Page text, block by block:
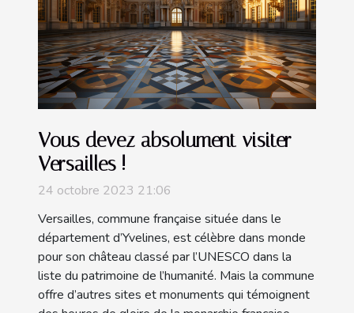
Vous devez absolument visiter
Versailles !
24 octobre 2023 21:06
Versailles, commune française située dans le
département d’Yvelines, est célèbre dans monde
pour son château classé par l’UNESCO dans la
liste du patrimoine de l’humanité. Mais la commune
offre d’autres sites et monuments qui témoignent